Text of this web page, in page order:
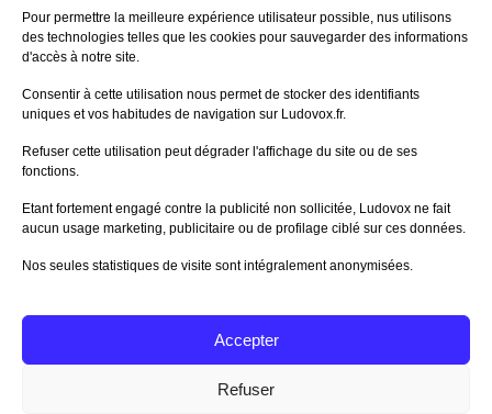
Pour permettre la meilleure expérience utilisateur possible, nus utilisons
des technologies telles que les cookies pour sauvegarder des informations
d'accès à notre site.
Consentir à cette utilisation nous permet de stocker des identifiants
uniques et vos habitudes de navigation sur Ludovox.fr.
Refuser cette utilisation peut dégrader l'affichage du site ou de ses
fonctions.
Etant fortement engagé contre la publicité non sollicitée, Ludovox ne fait
aucun usage marketing, publicitaire ou de profilage ciblé sur ces données.
Nos seules statistiques de visite sont intégralement anonymisées.
Accepter
Refuser
Avis de morlockbob
Sur le jeu Collect!
il y a 1 jour
Avis demorlockbob
Sur le jeu Detective Box - Ciao
Publié leil y a 3 jours
80%
Sur le jeu Detective Box - Ciao
Bella